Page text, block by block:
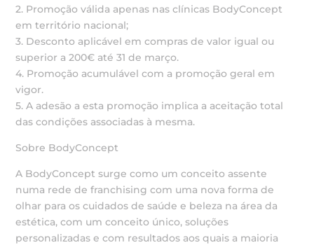
2. Promoção válida apenas nas clínicas BodyConcept
em território nacional;
3. Desconto aplicável em compras de valor igual ou
superior a 200€ até 31 de março.
4. Promoção acumulável com a promoção geral em
vigor.
5. A adesão a esta promoção implica a aceitação total
das condições associadas à mesma.
Sobre BodyConcept
A BodyConcept surge como um conceito assente
numa rede de franchising com uma nova forma de
olhar para os cuidados de saúde e beleza na área da
estética, com um conceito único, soluções
personalizadas e com resultados aos quais a maioria